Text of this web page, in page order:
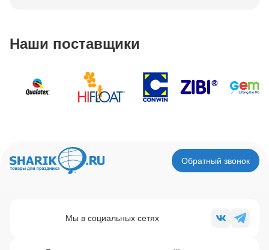
Наши поставщики
Обратный звонок
Мы в социальных сетях